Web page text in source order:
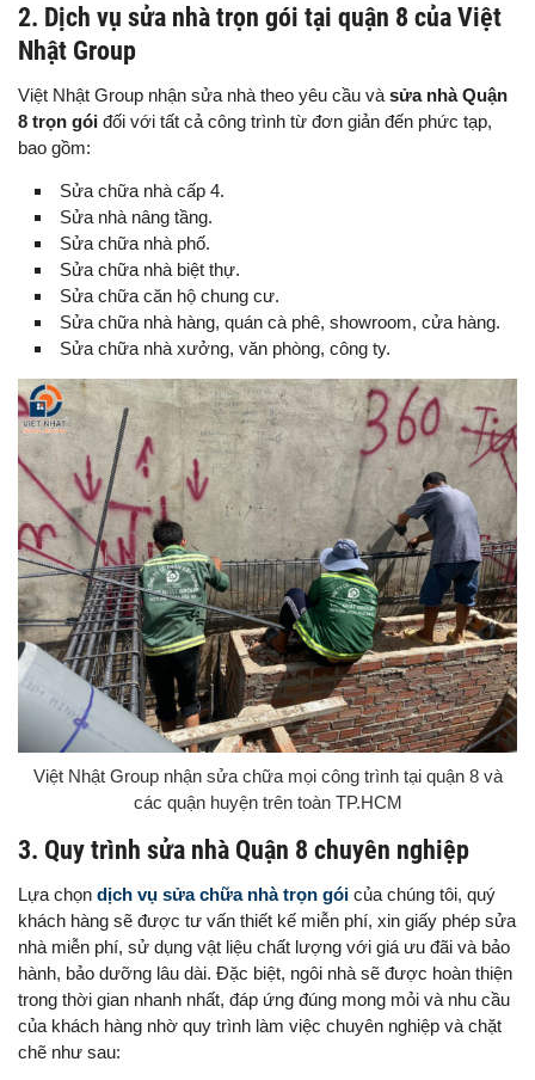
2. Dịch vụ sửa nhà trọn gói tại quận 8 của Việt
Nhật Group
Việt Nhật Group nhận sửa nhà theo yêu cầu và sửa nhà Quận
8 trọn gói đối với tất cả công trình từ đơn giản đến phức tạp,
bao gồm:
Sửa chữa nhà cấp 4.
Sửa nhà nâng tầng.
Sửa chữa nhà phố.
Sửa chữa nhà biệt thự.
Sửa chữa căn hộ chung cư.
Sửa chữa nhà hàng, quán cà phê, showroom, cửa hàng.
Sửa chữa nhà xưởng, văn phòng, công ty.
Việt Nhật Group nhận sửa chữa mọi công trình tại quận 8 và
các quận huyện trên toàn TP.HCM
3. Quy trình sửa nhà Quận 8 chuyên nghiệp
Lựa chọn dịch vụ sửa chữa nhà trọn gói của chúng tôi, quý
khách hàng sẽ được tư vấn thiết kế miễn phí, xin giấy phép sửa
nhà miễn phí, sử dụng vật liệu chất lượng với giá ưu đãi và bảo
hành, bảo dưỡng lâu dài. Đặc biệt, ngôi nhà sẽ được hoàn thiện
trong thời gian nhanh nhất, đáp ứng đúng mong mỏi và nhu cầu
của khách hàng nhờ quy trình làm việc chuyên nghiệp và chặt
chẽ như sau: